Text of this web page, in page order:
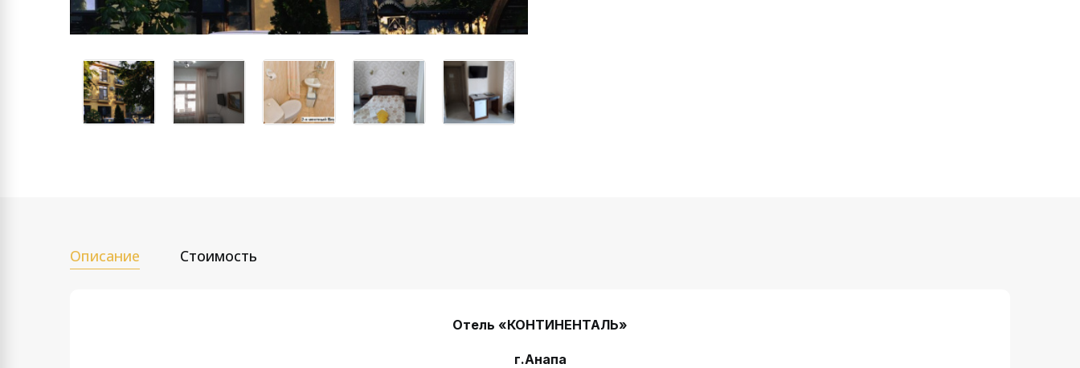
Описание Стоимость
Отель «КОНТИНЕНТАЛЬ»
г.Анапа